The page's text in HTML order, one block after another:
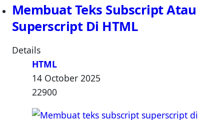
Membuat Teks Subscript Atau
Superscript Di HTML
Details
HTML
14 October 2025
22900